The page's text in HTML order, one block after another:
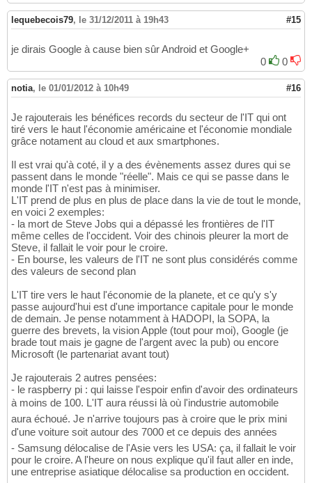
lequebecois79, le 31/12/2011 à 19h43 #15
je dirais Google à cause bien sûr Android et Google+
0
0
notia, le 01/01/2012 à 10h49 #16
Je rajouterais les bénéfices records du secteur de l'IT qui ont
tiré vers le haut l'économie américaine et l'économie mondiale
grâce notament au cloud et aux smartphones.
Il est vrai qu'à coté, il y a des évènements assez dures qui se
passent dans le monde "réelle". Mais ce qui se passe dans le
monde l'IT n'est pas à minimiser.
L'IT prend de plus en plus de place dans la vie de tout le monde,
en voici 2 exemples:
- la mort de Steve Jobs qui a dépassé les frontières de l'IT
même celles de l'occident. Voir des chinois pleurer la mort de
Steve, il fallait le voir pour le croire.
- En bourse, les valeurs de l'IT ne sont plus considérés comme
des valeurs de second plan
L'IT tire vers le haut l'économie de la planete, et ce qu'y s'y
passe aujourd'hui est d'une importance capitale pour le monde
de demain. Je pense notamment à HADOPI, la SOPA, la
guerre des brevets, la vision Apple (tout pour moi), Google (je
brade tout mais je gagne de l'argent avec la pub) ou encore
Microsoft (le partenariat avant tout)
Je rajouterais 2 autres pensées:
- le raspberry pi : qui laisse l'espoir enfin d'avoir des ordinateurs
à moins de 100. L'IT aura réussi là où l'industrie automobile
aura échoué. Je n'arrive toujours pas à croire que le prix mini
d'une voiture soit autour des 7000 et ce depuis des années
- Samsung délocalise de l'Asie vers les USA: ça, il fallait le voir
pour le croire. A l'heure on nous explique qu'il faut aller en inde,
une entreprise asiatique délocalise sa production en occident.